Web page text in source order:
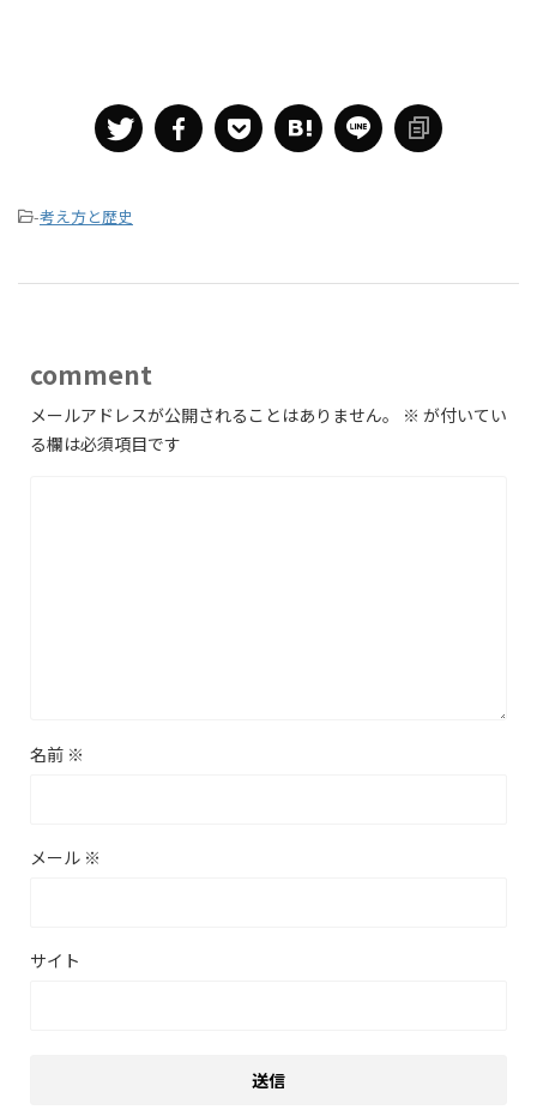
-考え方と歴史
comment
メールアドレスが公開されることはありません。 ※ が付いてい
る欄は必須項目です
名前 ※
メール ※
サイト